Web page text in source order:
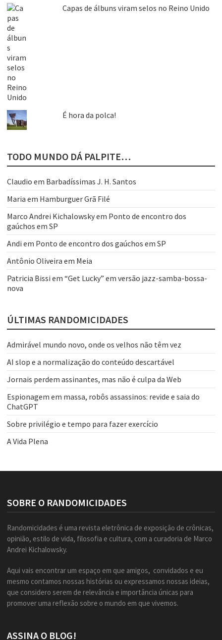
Capas de álbuns viram selos no Reino Unido
É hora da polca!
TODO MUNDO DÁ PALPITE…
Claudio em Barbadíssimas J. H. Santos
Maria em Hamburguer Grã Filé
Marco Andrei Kichalowskyem Ponto de encontro dos
gaúchos em SP
Andi em Ponto de encontro dos gaúchos em SP
Antônio Oliveira em Meia
Patricia Bissi em “Get Lucky” em versão jazz-samba-bossa-
nova
ÚLTIMAS RANDOMICIDADES
Admirável mundo novo, onde os velhos não têm vez
AI slop e a normalização do conteúdo descartável
Jornais perdem assinantes, mas não é culpa da Web
Espionagem em massa, robôs assassinos: revide e saia do
ChatGPT
Sobre privilégio e tempo para fazer exercício
A Vida Plena
SOBRE O RANDOMICIDADES
Randomicidades é uma revista eletrônica de exposição de crônicas,
opinião, estilo de vida, filosofia e cultura, com a curadoria de Marco
Andrei Kichalowsky.
Aqui vais encontrar um espaço em que amigos, convidados e eu
mesmo contamos nossas histórias ou expressamos nossas ideias,
que considero serem de relevância e importância únicas para
promover uma reflexão sobre o mundo em que vivemos.
ASSINA O BLOG!